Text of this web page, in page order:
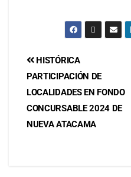
HISTÓRICA
PARTICIPACIÓN DE
LOCALIDADES EN FONDO
CONCURSABLE 2024 DE
NUEVA ATACAMA